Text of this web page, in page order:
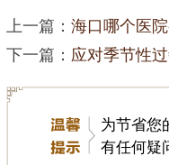
上一篇： 海口哪个医
下一篇： 应对季节性
为节省您
有任何疑